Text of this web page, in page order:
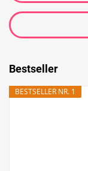
Bestseller
BESTSELLER NR. 1